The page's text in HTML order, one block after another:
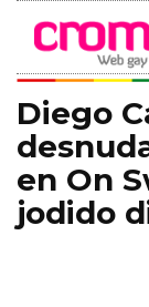
Diego
en On
jodido